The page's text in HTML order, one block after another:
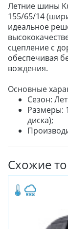
Летние шины
155/65/14
идеальное
сцепление с
обеспечивая
вождения.
Основные
Сезон:
Размеры:
диска);
Схожие